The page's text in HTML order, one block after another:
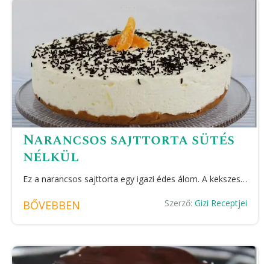
Narancsos sajttorta sütés
nélkül
Ez a narancsos sajttorta egy igazi édes álom. A kekszes…
BŐVEBBEN Szerző: Gizi Receptjei